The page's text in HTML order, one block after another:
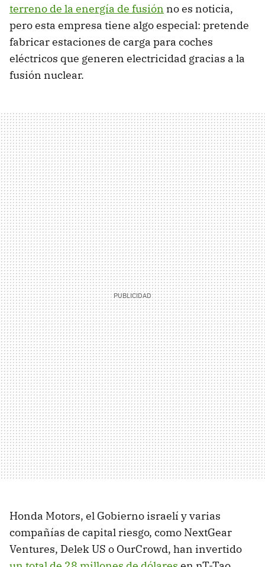
terreno de la energía de fusión no es noticia,
pero esta empresa tiene algo especial: pretende
fabricar estaciones de carga para coches
eléctricos que generen electricidad gracias a la
fusión nuclear.
Honda Motors, el Gobierno israelí y varias
compañías de capital riesgo, como NextGear
Ventures, Delek US o OurCrowd, han invertido